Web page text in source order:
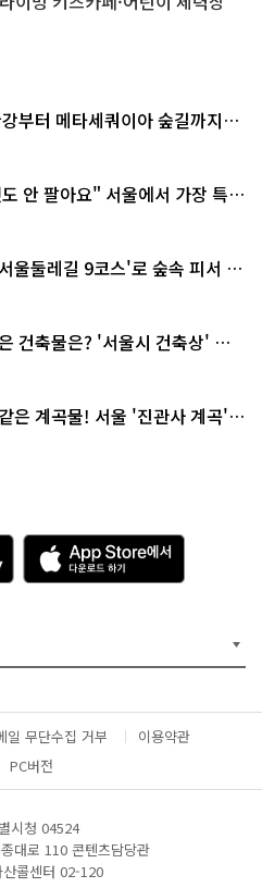
부터 메타세쿼이아 숲길까지…
안 팔아요" 서울에서 가장 특별
울둘레길 9코스'로 숲속 피서 떠
건축물은? '서울시 건축상' 수
은 계곡물! 서울 '진관사 계곡'이
A
p
p
e
서
다
운
일 무단수집 거부
이용약관
PC버전
시청 04524
대로 110 콘텐츠담당관
산콜센터 02-120